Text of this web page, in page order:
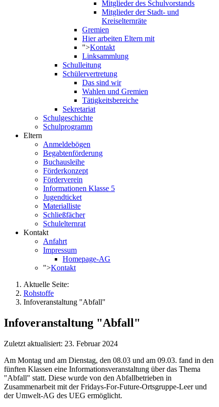
Mitglieder des Schulvorstands
Mitglieder der Stadt- und
Kreiselternräte
Gremien
Hier arbeiten Eltern mit
">Kontakt
Linksammlung
Schulleitung
Schülervertretung
Das sind wir
Wahlen und Gremien
Tätigkeitsbereiche
Sekretariat
Schulgeschichte
Schulprogramm
Eltern
Anmeldebögen
Begabtenförderung
Buchausleihe
Förderkonzept
Förderverein
Informationen Klasse 5
Jugendticket
Materialliste
Schließfächer
Schulelternrat
Kontakt
Anfahrt
Impressum
Homepage-AG
">Kontakt
Aktuelle Seite:
Rohstoffe
Infoveranstaltung "Abfall"
Infoveranstaltung "Abfall"
Zuletzt aktualisiert: 23. Februar 2024
Am Montag und am Dienstag, den 08.03 und am 09.03. fand in den
fünften Klassen eine Informationsveranstaltung über das Thema
"Abfall" statt. Diese wurde von den Abfallbetrieben in
Zusammenarbeit mit der Fridays-For-Future-Ortsgruppe-Leer und
der Umwelt-AG des UEG ermöglicht.